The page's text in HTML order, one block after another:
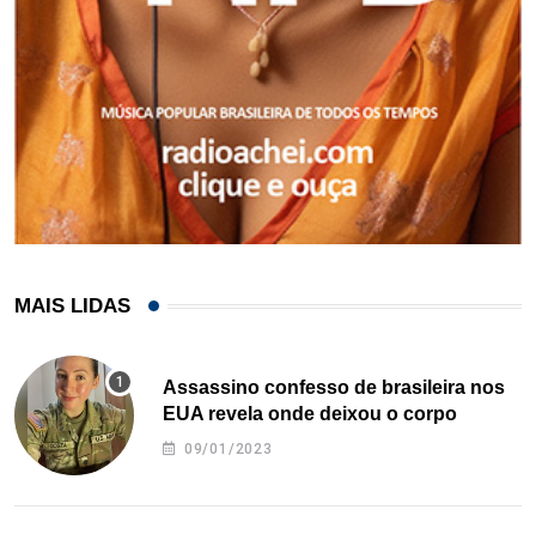
MAIS LIDAS
Assassino confesso de brasileira nos
EUA revela onde deixou o corpo
09/01/2023